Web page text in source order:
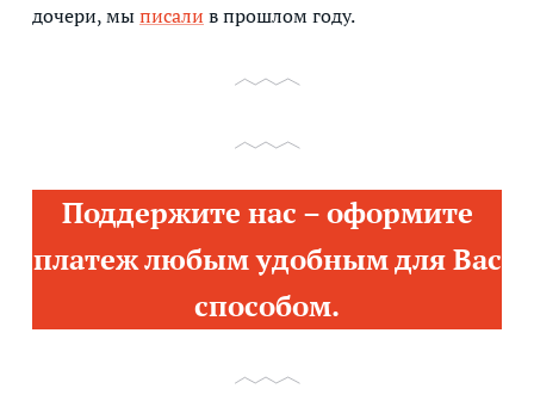
дочери, мыписали в прошлом году.
Поддержите нас – оформите
платеж любым удобным для Вас
способом.